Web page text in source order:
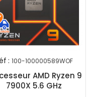
: 100-100000589WOF
AMD Ryzen 9
7900X 5.6 GHz